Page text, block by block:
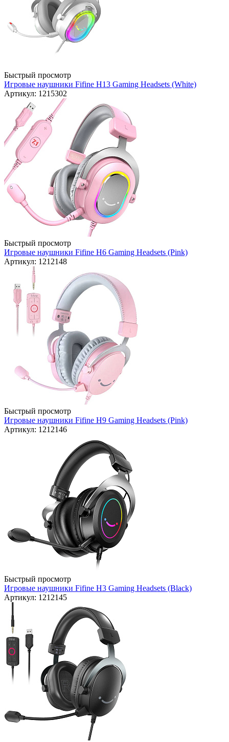
Быстрый просмотр
Игровые наушники Fifine H13 Gaming Headsets (White)
Артикул: 1215302
Быстрый просмотр
Игровые наушники Fifine H6 Gaming Headsets (Pink)
Артикул: 1212148
Быстрый просмотр
Игровые наушники Fifine H9 Gaming Headsets (Pink)
Артикул: 1212146
Быстрый просмотр
Игровые наушники Fifine H3 Gaming Headsets (Black)
Артикул: 1212145